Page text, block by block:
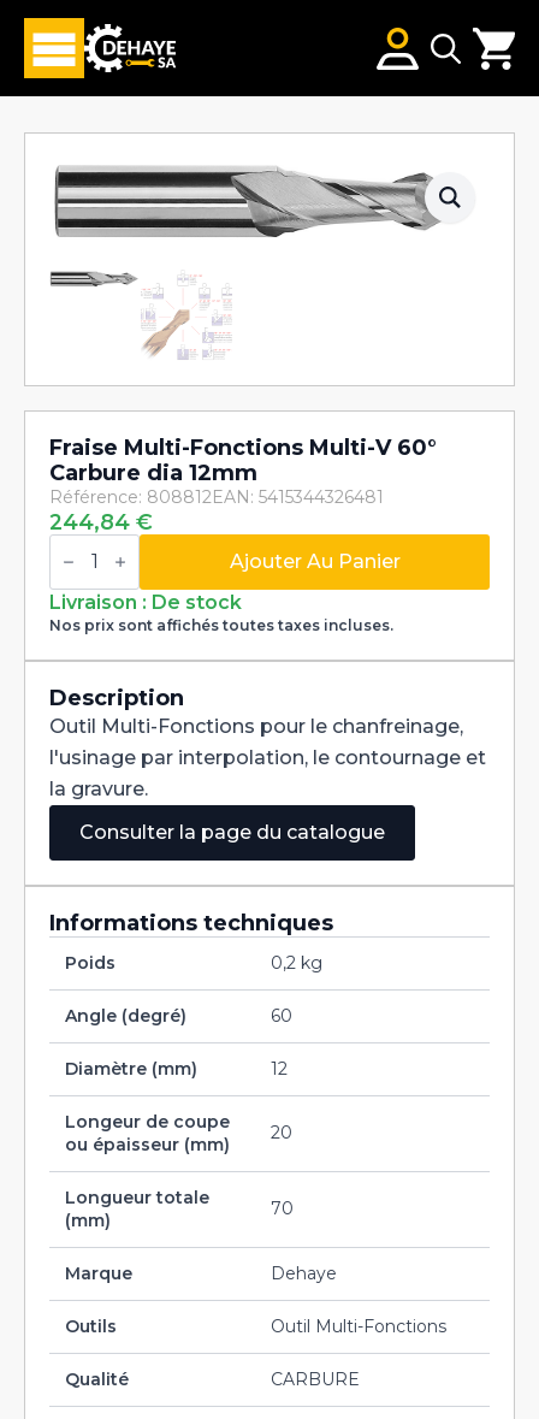
Fraise Multi-Fonctions Multi-V 60°
Carbure dia 12mm
Référence: 808812EAN: 5415344326481
244,84 €
quantité
de
Multi-
Fonctions
Multi-
V
Carbure
dia
12mm
Ajouter Au Panier
Livraison : De stock
Nos prix sont affichés toutes taxes incluses.
Description
Outil Multi-Fonctions pour le chanfreinage,
l'usinage par interpolation, le contournage et
la gravure.
Consulter la page du catalogue
Informations techniques
Poids 0,2 kg
Angle (degré) 60
Diamètre (mm) 12
Longeur de coupe
ou épaisseur (mm)
20
Longueur totale
(mm)
70
Marque Dehaye
Outils Outil Multi-Fonctions
Qualité CARBURE